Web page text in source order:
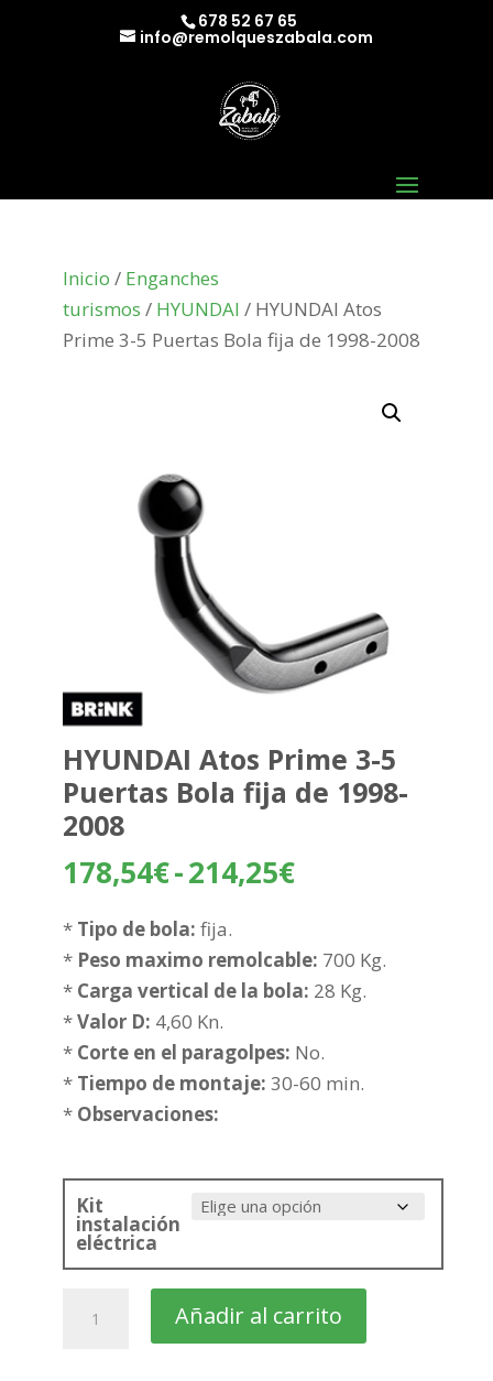
678 52 67 65
info@remolqueszabala.com
Inicio / Enganches
turismos / HYUNDAI / HYUNDAI Atos
Prime 3-5 Puertas Bola fija de 1998-2008
HYUNDAI Atos Prime 3-5
Puertas Bola fija de 1998-
2008
178,54€-214,25€Rango
desde
178,54€
214,25€
* Tipo de bola: fija.
* Peso maximo remolcable: 700 Kg.
* Carga vertical de la bola: 28 Kg.
*Valor D: 4,60 Kn.
* Corte en el paragolpes: No.
* Tiempo de montaje: 30-60 min.
* Observaciones:
Kit
instalación
eléctrica
Atos
Añadir al carrito